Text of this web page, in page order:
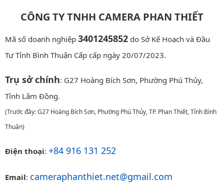
CÔNG TY TNHH CAMERA PHAN THIẾT
Mã số doanh nghiệp 3401245852 do Sở Kế Hoạch và Đầu
Tư Tỉnh Bình Thuận Cấp cấp ngày 20/07/2023.
Trụ sở chính: G27 Hoàng Bích Sơn, Phường Phú Thủy,
Tỉnh Lâm Đồng.
(Trước đây: G27 Hoàng Bích Sơn, Phường Phú Thủy, TP. Phan Thiết, Tỉnh Bình
Thuận)
Điện thoại: +84 916 131 252
Email: cameraphanthiet.net@gmail.com